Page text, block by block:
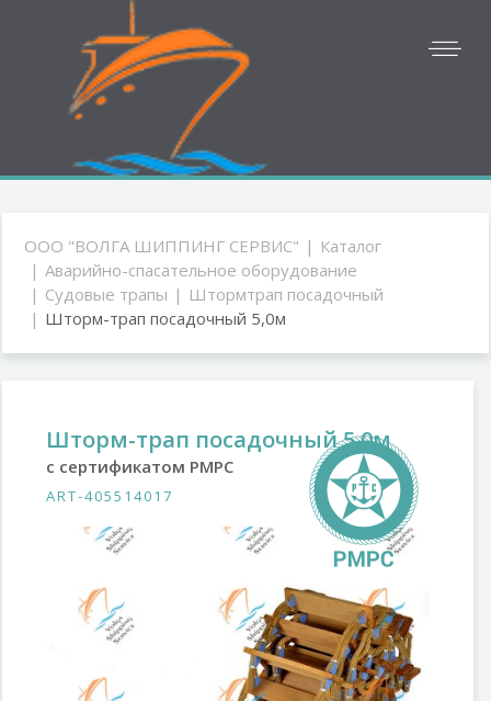
ООО "ВОЛГА ШИППИНГ СЕРВИС"
Каталог
Аварийно-спасательное оборудование
Судовые трапы
Штормтрап посадочный
Шторм-трап посадочный 5,0м
Шторм-трап посадочный 5,0м
с сертификатом РМРС
ART-405514017